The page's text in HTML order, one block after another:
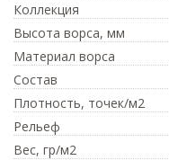
Коллекция
Высота ворса, мм
Материал ворса
Состав
Плотность, точек/м2
Рельеф
Вес, гр/м2